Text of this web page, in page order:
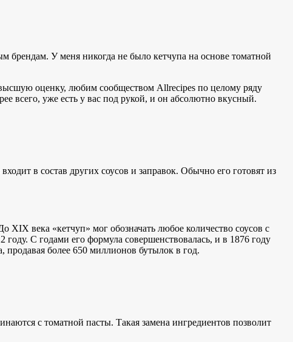
брендам. У меня никогда не было кетчупа на основе томатной
оценку, любим сообществом Allrecipes по целому ряду
всего, уже есть у вас под рукой, и он абсолютно вкусный.
в состав других соусов и заправок. Обычно его готовят из
века «кетчуп» мог обозначать любое количество соусов с
С годами его формула совершенствовалась, и в 1876 году
более 650 миллионов бутылок в год.
с томатной пасты. Такая замена ингредиентов позволит